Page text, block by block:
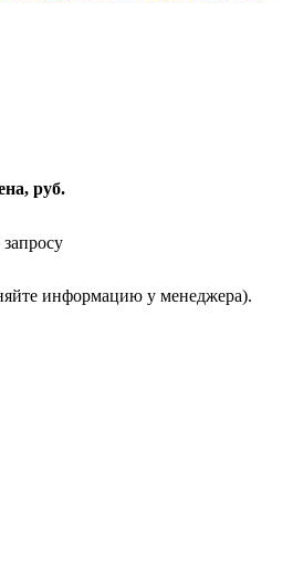
руб.
информацию у менеджера).